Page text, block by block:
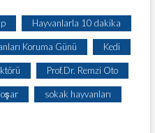
Hayvanlarla 10 dakika
Koruma Günü Kedi
Prof.Dr. Remzi Oto
sokak hayvanları